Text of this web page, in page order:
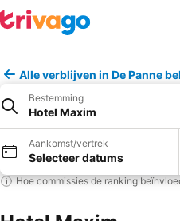
Alle verblijven in De Panne
Bestemming
Hotel Maxim
Aankomst/vertrek
Selecteer datums
Hoe commissies de ranking